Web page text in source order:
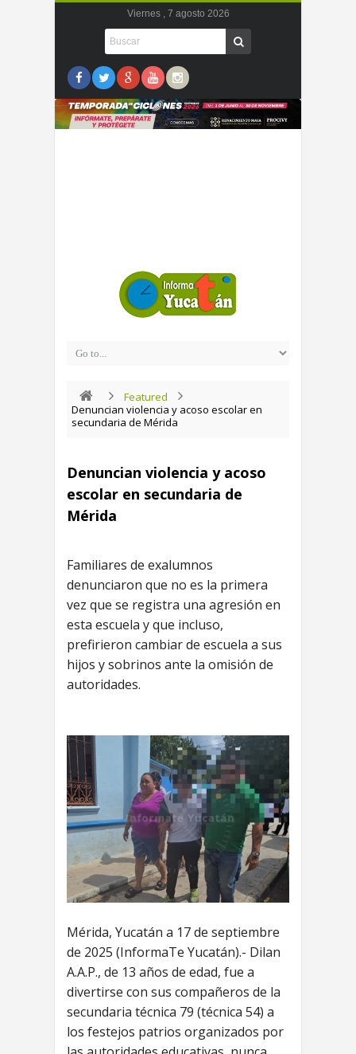
Viernes , 7 agosto 2026
Featured
Denuncian violencia y acoso escolar en
secundaria de Mérida
Denuncian violencia y acoso
escolar en secundaria de
Mérida
Familiares de exalumnos
denunciaron que no es la primera
vez que se registra una agresión en
esta escuela y que incluso,
prefirieron cambiar de escuela a sus
hijos y sobrinos ante la omisión de
autoridades.
Mérida, Yucatán a 17 de septiembre
de 2025 (InformaTe Yucatán).- Dilan
A.A.P., de 13 años de edad, fue a
divertirse con sus compañeros de la
secundaria técnica 79 (técnica 54) a
los festejos patrios organizados por